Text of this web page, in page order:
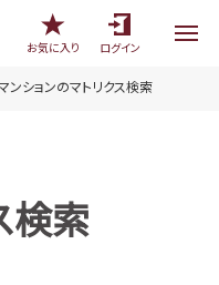
お気に入り
ログイン
ションのマトリクス検索
検索